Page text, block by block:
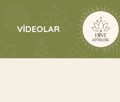
VİDEOLAR